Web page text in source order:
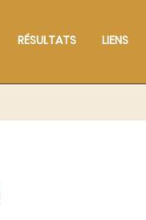
RÉSULTATS LIENS